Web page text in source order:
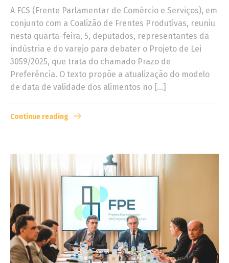
A FCS (Frente Parlamentar de Comércio e Serviços), em
conjunto com a Coalizão de Frentes Produtivas, reuniu
nesta quarta-feira, 5, deputados, representantes da
indústria e do varejo para debater o Projeto de Lei
3059/2025, que trata do chamado Prazo de
Preferência. O texto propõe a atualização do modelo
de data de validade dos alimentos no […]
Continue reading